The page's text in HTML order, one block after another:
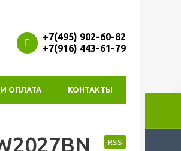
+7(495) 902-60-82
+7(916) 443-61-79
ОПЛАТА КОНТАКТЫ
RSS